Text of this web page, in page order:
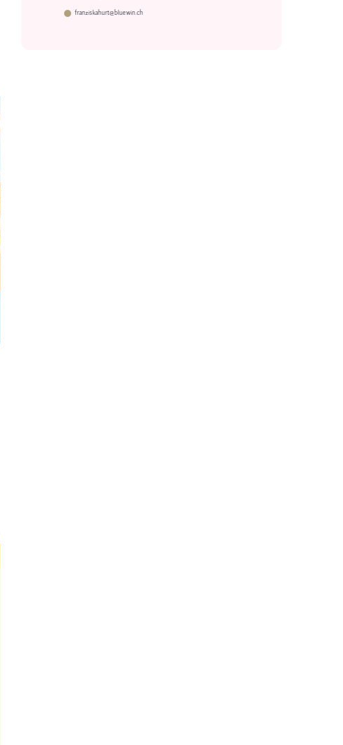
franziskahurt@bluewin.ch